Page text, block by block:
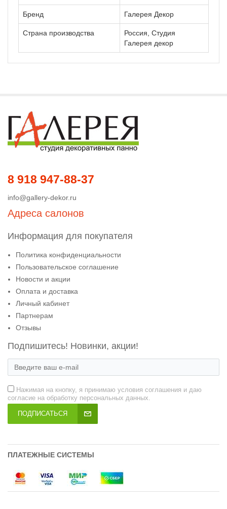
Бренд Галерея Декор
Страна производства
Россия, Студия
Галерея декор
8 918 947-88-37
info@gallery-dekor.ru
Адреса салонов
Информация для покупателя
Политика конфиденциальности
Пользовательское соглашение
Новости и акции
Оплата и доставка
Личный кабинет
Партнерам
Отзывы
Подпишитесь! Новинки, акции!
Нажимая на кнопку, я принимаю условия соглашения и даю
согласие на обработку персональных данных.
ПОДПИСАТЬСЯ
ПЛАТЕЖНЫЕ СИСТЕМЫ